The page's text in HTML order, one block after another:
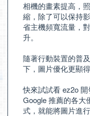
相機的畫素提高，
縮，除了可以保持
省主機頻寬流量，
升。
隨著行動裝置的普
下，圖片優化更顯得
快來試試看 ez2o
Google 推薦的各大
式，就能將圖片進行